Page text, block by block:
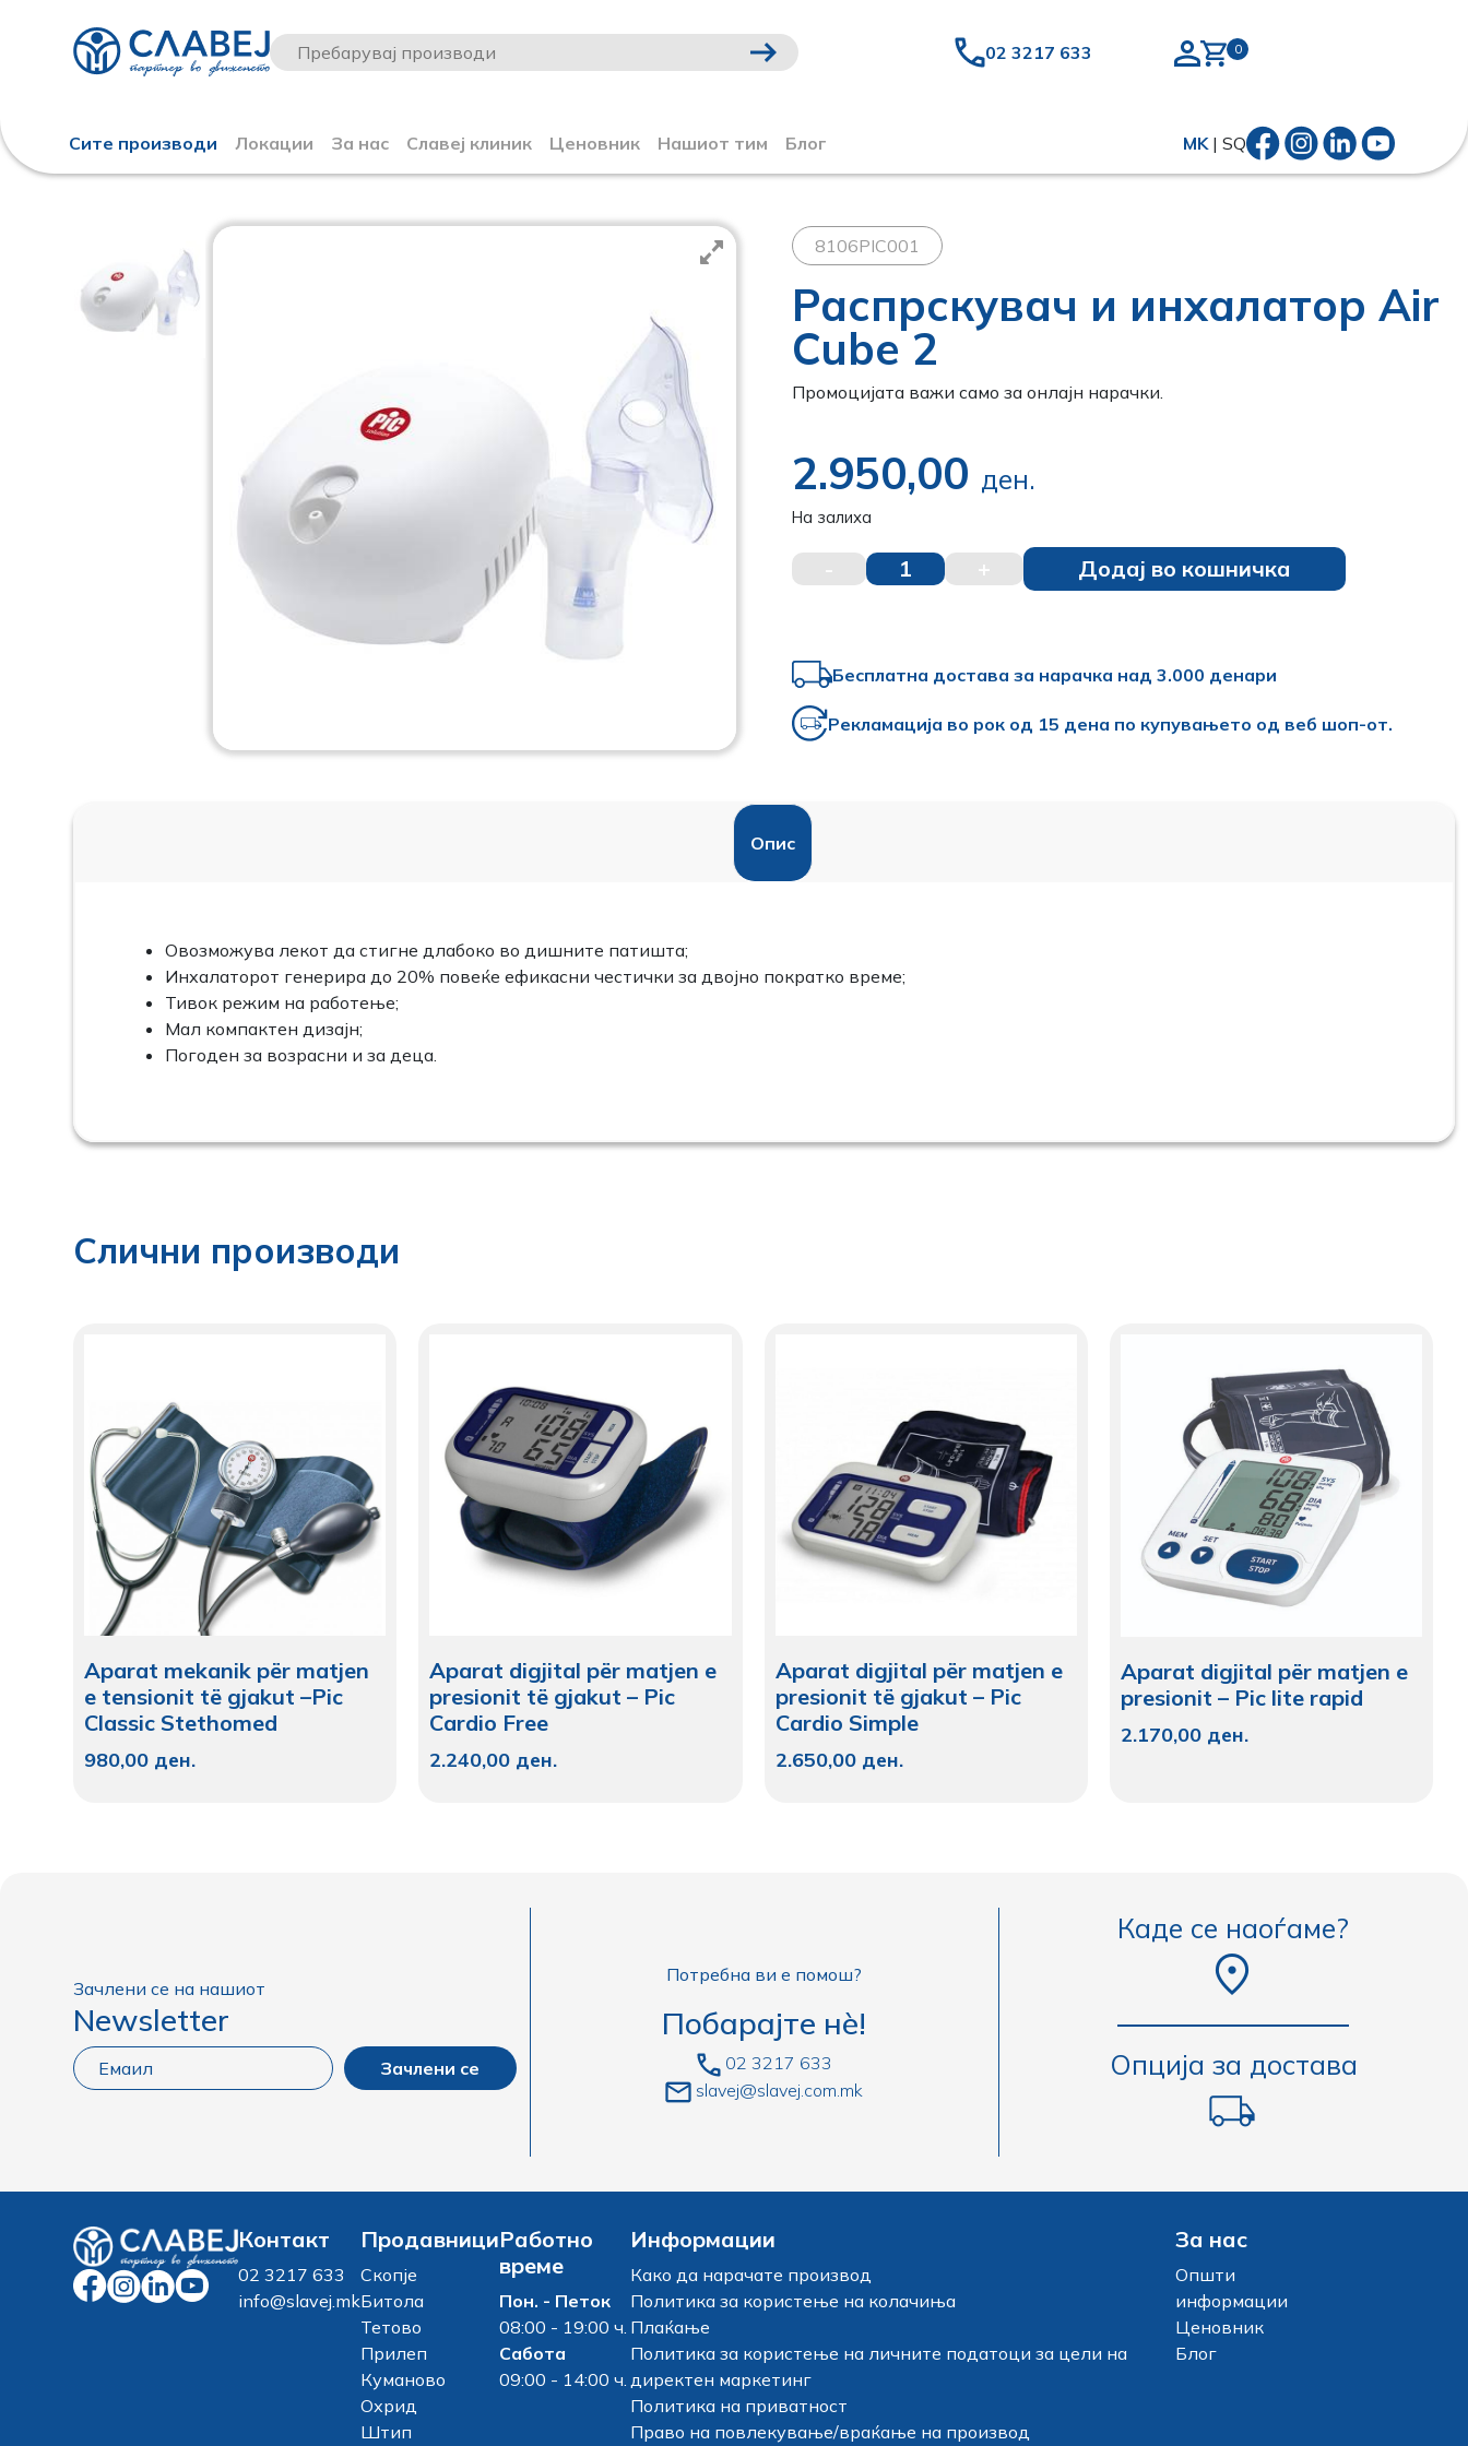
02 3217 633
Сите производи Локации За нас Славеј клиник Ценовник Нашиот тим Блог MK| SQ
8106PIC001
Распрскувач и инхалатор Air
Cube 2
Промоцијата важи само за онлајн нарачки.
2.950,00 ден.
На залиха
- 1 + Додај во кошничка
Бесплатна достава за нарачка над 3.000 денари
Рекламација во рок од 15 дена по купувањето од веб шоп-от.
Опис
Овозможува лекот да стигне длабоко во дишните патишта;
Инхалаторот генерира до 20% повеќе ефикасни честички за двојно пократко време;
Тивок режим на работење;
Мал компактен дизајн;
Погоден за возрасни и за деца.
Слични производи
Aparat mekanik për matjen
e tensionit të gjakut –Pic
Classic Stethomed
980,00 ден.
Aparat digjital për matjen e
presionit të gjakut – Pic
Cardio Free
2.240,00 ден.
Aparat digjital për matjen e
presionit të gjakut – Pic
Cardio Simple
2.650,00 ден.
Aparat digjital për matjen e
presionit – Pic lite rapid
2.170,00 ден.
Зачлени се на нашиот
Newsletter
Зачлени се
Потребна ви е помош?
Побарајте нè!
02 3217 633
slavej@slavej.com.mk
Каде се наоѓаме?
Опција за достава
Контакт
02 3217 633
info@slavej.mk
Продавници
Скопје
Битола
Тетово
Прилеп
Куманово
Охрид
Штип
Работно
време
Пон. - Петок
08:00 - 19:00 ч.
Сабота
09:00 - 14:00 ч.
Информации
Како да нарачате производ
Политика за користење на колачиња
Плаќање
Политика за користење на личните податоци за цели на
директен маркетинг
Политика на приватност
Право на повлекување/враќање на производ
За нас
Општи
информации
Ценовник
Блог